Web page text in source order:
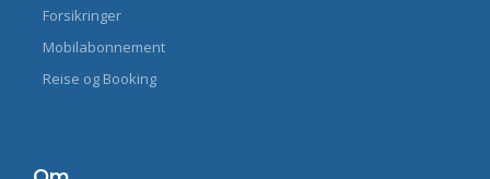
Forsikringer
Mobilabonnement
Reise og Booking